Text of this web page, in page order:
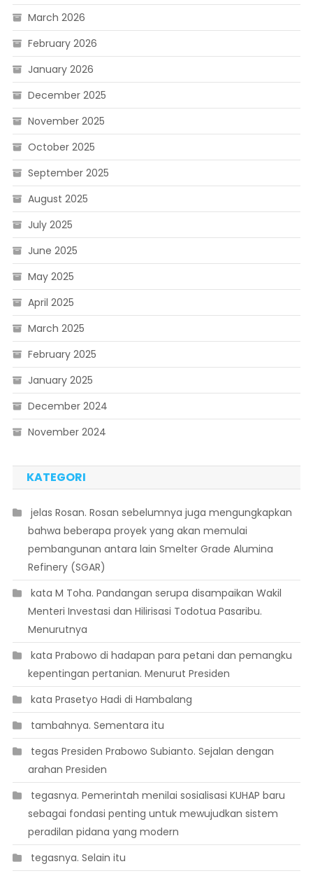
March 2026
February 2026
January 2026
December 2025
November 2025
October 2025
September 2025
August 2025
July 2025
June 2025
May 2025
April 2025
March 2025
February 2025
January 2025
December 2024
November 2024
KATEGORI
 jelas Rosan. Rosan sebelumnya juga mengungkapkan
bahwa beberapa proyek yang akan memulai
pembangunan antara lain Smelter Grade Alumina
Refinery (SGAR)
 kata M Toha. Pandangan serupa disampaikan Wakil
Menteri Investasi dan Hilirisasi Todotua Pasaribu.
Menurutnya
 kata Prabowo di hadapan para petani dan pemangku
kepentingan pertanian. Menurut Presiden
 kata Prasetyo Hadi di Hambalang
 tambahnya. Sementara itu
 tegas Presiden Prabowo Subianto. Sejalan dengan
arahan Presiden
 tegasnya. Pemerintah menilai sosialisasi KUHAP baru
sebagai fondasi penting untuk mewujudkan sistem
peradilan pidana yang modern
 tegasnya. Selain itu